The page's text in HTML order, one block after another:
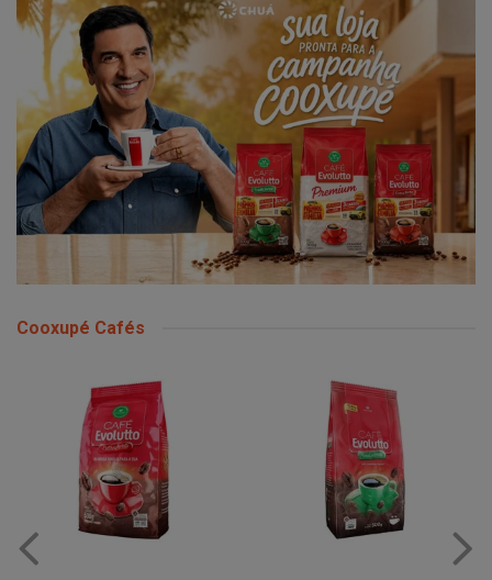
Cooxupé Cafés